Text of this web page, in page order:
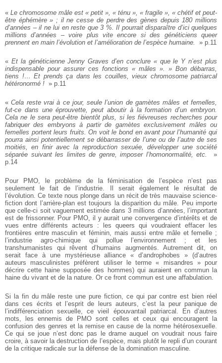
« Le chromosome mâle est « petit », « ténu », « fragile », « chétif et peut-
être éphémère » ; il ne cesse de perdre des gènes depuis 180 millions
d’années – il ne lui en reste que 3 %. Il pourrait disparaître d’ici quelques
millions d’années – voire plus vite encore si des généticiens queer
prennent en main l’évolution et l’amélioration de l’espèce humaine.
» p.11
« Et la généticienne Jenny Graves d’en conclure « que le Y n’est plus
indispensable pour assurer ces fonctions « mâles ». » Bon débarras,
tiens !… Et prends ça dans les couilles, vieux chromosome patriarcal
hétéronormé ! » p.11
«Cela reste vrai à ce jour, seule l’union de gamètes mâles et femelles,
fut-ce dans une éprouvette, peut aboutir à la formation d’un embryon.
Cela ne le sera peut-être bientôt plus, si les fiévreuses recherches pour
fabriquer des embryons à partir de gamètes exclusivement mâles ou
femelles portent leurs fruits. On voit le bond en avant pour l’humanité qui
pourra ainsi potentiellement se débarrasser de l’une ou de l’autre de ses
moitiés, en finir avec la reproduction sexuée, développer une société
séparée suivant les limites de genre, imposer l’homonormalité, etc.
»
p.14
Pour PMO, le problème de la féminisation de l’espèce n’est pas
seulement le fait de l’industrie. Il serait également le résultat de
l’évolution. Ce texte nous plonge dans un récit de très mauvaise science-
fiction dont l’arrière-plan est toujours la disparition du mâle. Peu importe
que celle-ci soit vaguement estimée dans 3 millions d’années, l’important
est de frissonner. Pour PMO, il y aurait une convergence d’intérêts et de
vues entre différents acteurs : les queers qui voudraient effacer les
frontières entre masculin et féminin, mais aussi entre mâle et femelle ;
l’industrie agro-chimique qui pollue l’environnement ; et les
transhumanistes qui rêvent d’humains augmentés. Autrement dit, on
serait face à une mystérieuse alliance « d’androphobes » (d’autres
auteurs masculinistes préfèrent utiliser le terme « misandres » pour
décrire cette haine supposée des hommes) qui auraient en commun la
haine du vivant et de la nature. Or ce front commun est une affabulation.
Si la fin du mâle reste une pure fiction, ce qui par contre est bien réel
dans ces écrits et l’esprit de leurs auteurs, c’est la peur panique de
l’indifférenciation sexuelle, ce vieil épouvantail patriarcal. En d’autres
mots, les ennemis de PMO sont celles et ceux qui encouragent la
confusion des genres et la remise en cause de la norme hétérosexuelle.
Ce qui se joue n’est donc pas le drame auquel on voudrait nous faire
croire, à savoir la destruction de l’espèce, mais plutôt le repli d’un courant
de la critique radicale sur la défense de la domination masculine.